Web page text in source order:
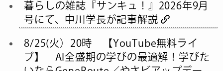
暮らしの雑誌『サンキュ！』2026年9月
号にて、中川学長が記事解説
8/25(火）20時 【YouTube無料ライ
ブ】 AI全盛期の学びの最適解！学びた